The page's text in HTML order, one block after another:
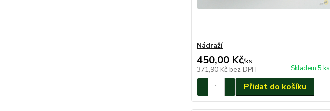
Nádraží
450,00 Kč/ks
371,90 Kč bez DPH Skladem 5 ks
Přidat do košíku